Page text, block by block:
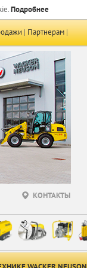
Подробнее
|Партнерам|
КОНТАКТЫ